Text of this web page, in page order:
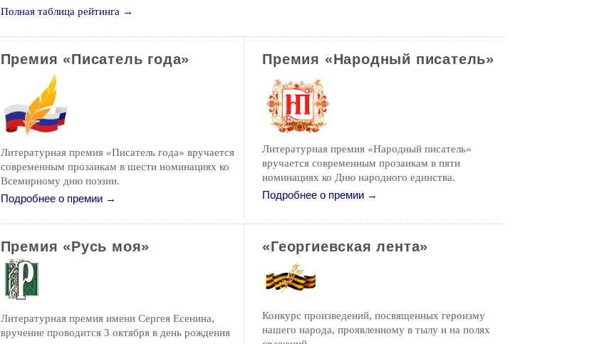
Полная таблица рейтинга →
Премия «Писатель года»
Литературная премия «Писатель года» вручается
современным прозаикам в шести номинациях ко
Всемирному дню поэзии.
Подробнее о премии →
Премия «Народный писатель»
Литературная премия «Народный писатель»
вручается современным прозаикам в пяти
номинациях ко Дню народного единства.
Подробнее о премии →
Премия «Русь моя»
Литературная премия имени Сергея Есенина,
вручение проводится 3 октября в день рождения
«Георгиевская лента»
Конкурс произведений, посвященных героизму
нашего народа, проявленному в тылу и на полях